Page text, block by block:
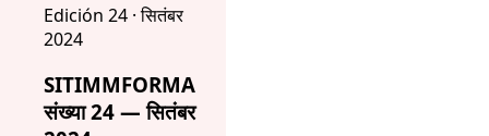
Edición 24 · सितंबर
2024
SITIMMFORMA
संख्या 24 — सितंबर